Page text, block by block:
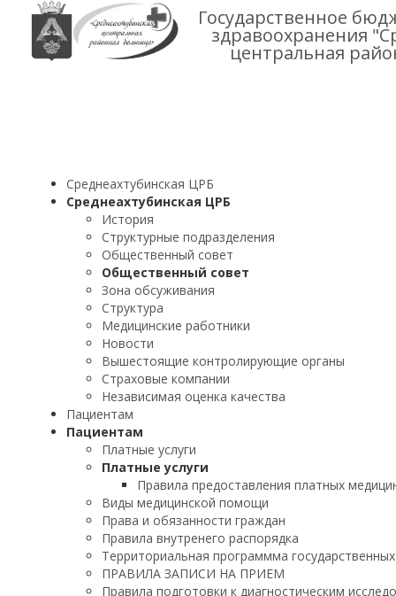
Государственное
здравоохранения
центральная
Среднеахтубинская ЦРБ
Среднеахтубинская ЦРБ
История
Структурные подразделения
Общественный совет
Общественный совет
Зона обсуживания
Структура
Медицинские работники
Новости
Вышестоящие контролирующие органы
Страховые компании
Независимая оценка качества
Пациентам
Пациентам
Платные услуги
Платные услуги
Правила предоставления платных
Виды медицинской помощи
Права и обязанности граждан
Правила внутренего распорядка
Территориальная программма
ПРАВИЛА ЗАПИСИ НА ПРИЕМ
Правила подготовки к диагностическим